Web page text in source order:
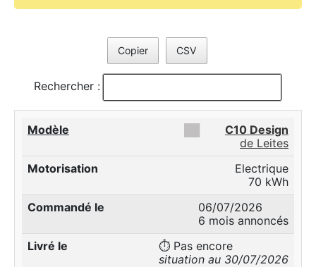
Copier CSV
Rechercher :
C10 Design
de Leites
Electrique
70 kWh
06/07/2026
6 mois annoncés
⏱️ Pas encore
situation au 30/07/2026